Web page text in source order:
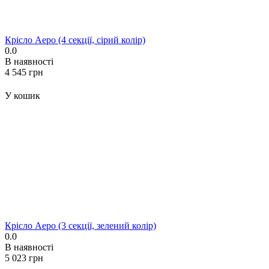
Крісло Аеро (4 секції, сірий колір)
0.0
В наявності
‍4 545‍ грн
У кошик
Крісло Аеро (3 секції, зелений колір)
0.0
В наявності
‍5 023‍ грн